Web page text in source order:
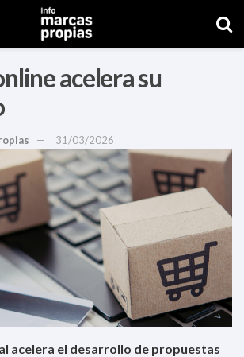
acelera su
31/03/2026
acelera el desarrollo de propuestas